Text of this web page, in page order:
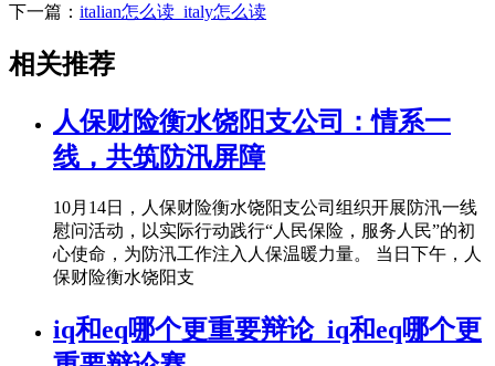
下一篇： italian怎么读_italy怎么读
相关推荐
人保财险衡水饶阳支公司：情系一
线，共筑防汛屏障
10月14日，人保财险衡水饶阳支公司组织开展防汛一线
慰问活动，以实际行动践行“人民保险，服务人民”的初
心使命，为防汛工作注入人保温暖力量。 当日下午，人
保财险衡水饶阳支
iq和eq哪个更重要辩论_iq和eq哪个更